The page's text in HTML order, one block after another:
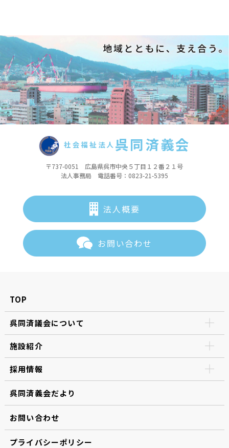
社会福祉法人 呉同済義会
〒737-0051 広島県呉市中央５丁目１２番２１号
法人事務局 電話番号：0823-21-5395
法人概要
お問い合わせ
TOP
呉同済議会について
施設紹介
採用情報
呉同済義会だより
お問い合わせ
プライバシーポリシー